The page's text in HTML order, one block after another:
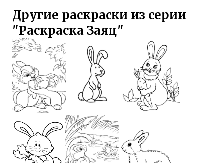
Другие раскраски из серии
"Раскраска Заяц"